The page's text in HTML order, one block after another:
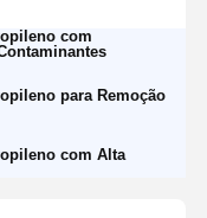
com
para Remoção
com Alta